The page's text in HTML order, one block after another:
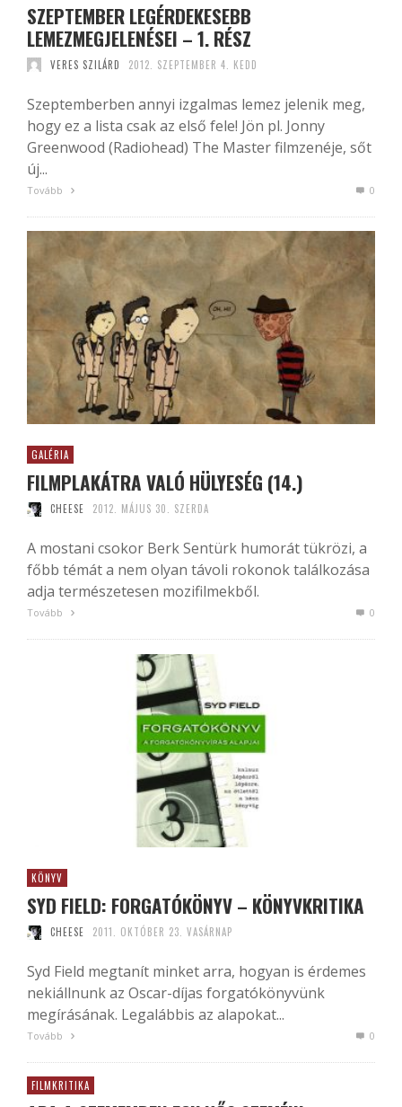
SZEPTEMBER LEGÉRDEKESEBB
LEMEZMEGJELENÉSEI – 1. RÉSZ
VERES SZILÁRD 2012. SZEPTEMBER 4. KEDD
Szeptemberben annyi izgalmas lemez jelenik meg,
hogy ez a lista csak az első fele! Jön pl. Jonny
Greenwood (Radiohead) The Master filmzenéje, sőt
új...
Tovább 0
GALÉRIA
FILMPLAKÁTRA VALÓ HÜLYESÉG (14.)
CHEESE 2012. MÁJUS 30. SZERDA
A mostani csokor Berk Sentürk humorát tükrözi, a
főbb témát a nem olyan távoli rokonok találkozása
adja természetesen mozifilmekből.
Tovább 0
KÖNYV
SYD FIELD: FORGATÓKÖNYV – KÖNYVKRITIKA
CHEESE 2011. OKTÓBER 23. VASÁRNAP
Syd Field megtanít minket arra, hogyan is érdemes
nekiállnunk az Oscar-díjas forgatókönyvünk
megírásának. Legalábbis az alapokat...
Tovább 0
FILMKRITIKA